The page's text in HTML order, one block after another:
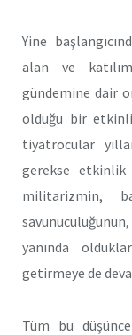
Yine
alan ve
gündemine dair
olduğu bir
tiyatrocular
gerekse etkinlik
militarizmin,
yanında
getirmeye de
Tüm bu